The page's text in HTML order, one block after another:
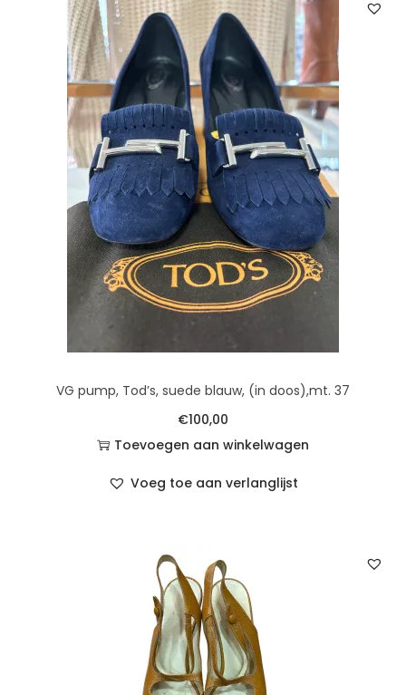
VG pump, Tod’s, suede blauw, (in doos),mt. 37
€100,00
Toevoegen aan winkelwagen
Voeg toe aan verlanglijst